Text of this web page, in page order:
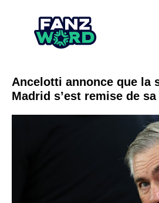
Ancelotti annonce que la
Madrid s’est remise de